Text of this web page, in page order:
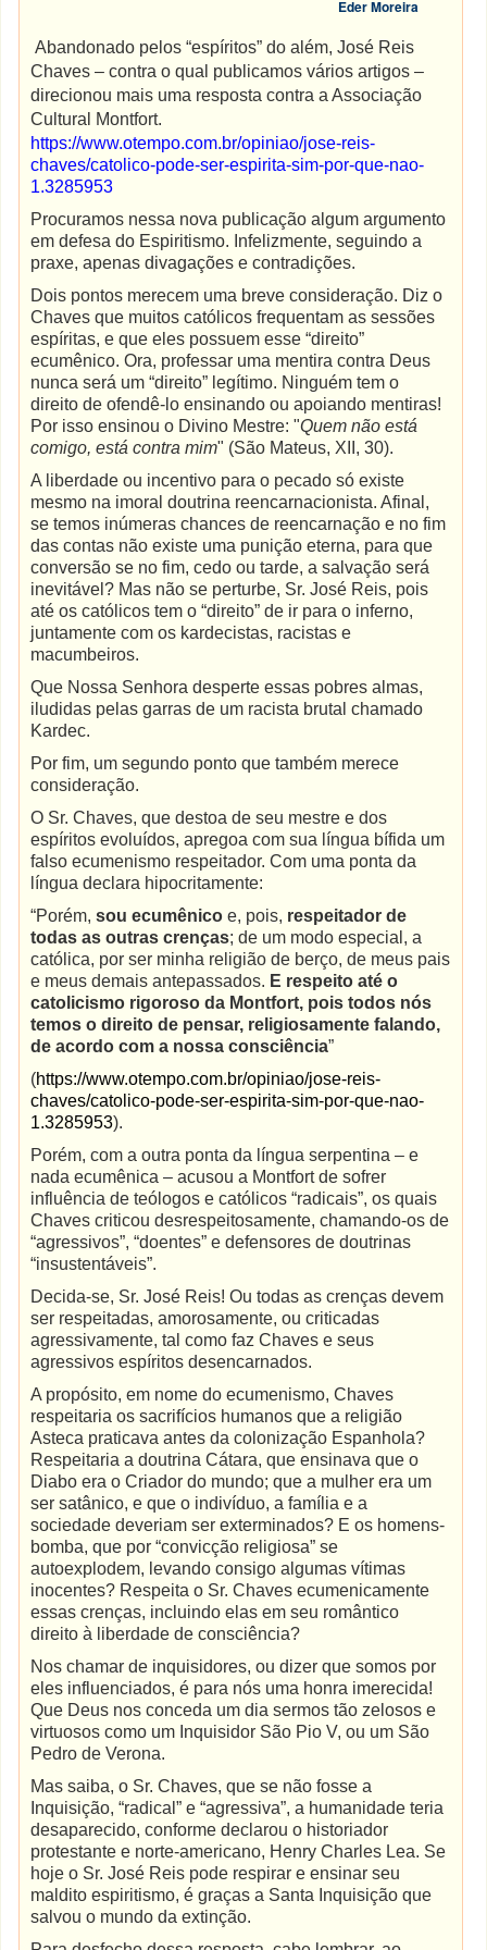
Eder Moreira
Abandonado pelos “espíritos” do além, José Reis
Chaves – contra o qual publicamos vários artigos –
direcionou mais uma resposta contra a Associação
Cultural Montfort.
https://www.otempo.com.br/opiniao/jose-reis-
chaves/catolico-pode-ser-espirita-sim-por-que-nao-
1.3285953
Procuramos nessa nova publicação algum argumento
em defesa do Espiritismo. Infelizmente, seguindo a
praxe, apenas divagações e contradições.
Dois pontos merecem uma breve consideração. Diz o
Chaves que muitos católicos frequentam as sessões
espíritas, e que eles possuem esse “direito”
ecumênico. Ora, professar uma mentira contra Deus
nunca será um “direito” legítimo. Ninguém tem o
direito de ofendê-lo ensinando ou apoiando mentiras!
Por isso ensinou o Divino Mestre: "Quem não está
comigo, está contra mim" (São Mateus, XII, 30).
A liberdade ou incentivo para o pecado só existe
mesmo na imoral doutrina reencarnacionista. Afinal,
se temos inúmeras chances de reencarnação e no fim
das contas não existe uma punição eterna, para que
conversão se no fim, cedo ou tarde, a salvação será
inevitável? Mas não se perturbe, Sr. José Reis, pois
até os católicos tem o “direito” de ir para o inferno,
juntamente com os kardecistas, racistas e
macumbeiros.
Que Nossa Senhora desperte essas pobres almas,
iludidas pelas garras de um racista brutal chamado
Kardec.
Por fim, um segundo ponto que também merece
consideração.
O Sr. Chaves, que destoa de seu mestre e dos
espíritos evoluídos, apregoa com sua língua bífida um
falso ecumenismo respeitador. Com uma ponta da
língua declara hipocritamente:
“Porém,sou ecumênico e, pois, respeitador de
todas as outras crenças; de um modo especial, a
católica, por ser minha religião de berço, de meus pais
e meus demais antepassados. E respeito até o
catolicismo rigoroso da Montfort, pois todos nós
temos o direito de pensar, religiosamente falando,
de acordo com a nossa consciência”
(https://www.otempo.com.br/opiniao/jose-reis-
chaves/catolico-pode-ser-espirita-sim-por-que-nao-
1.3285953).
Porém, com a outra ponta da língua serpentina – e
nada ecumênica – acusou a Montfort de sofrer
influência de teólogos e católicos “radicais”, os quais
Chaves criticou desrespeitosamente, chamando-os de
“agressivos”, “doentes” e defensores de doutrinas
“insustentáveis”.
Decida-se, Sr. José Reis! Ou todas as crenças devem
ser respeitadas, amorosamente, ou criticadas
agressivamente, tal como faz Chaves e seus
agressivos espíritos desencarnados.
A propósito, em nome do ecumenismo, Chaves
respeitaria os sacrifícios humanos que a religião
Asteca praticava antes da colonização Espanhola?
Respeitaria a doutrina Cátara, que ensinava que o
Diabo era o Criador do mundo; que a mulher era um
ser satânico, e que o indivíduo, a família e a
sociedade deveriam ser exterminados? E os homens-
bomba, que por “convicção religiosa” se
autoexplodem, levando consigo algumas vítimas
inocentes? Respeita o Sr. Chaves ecumenicamente
essas crenças, incluindo elas em seu romântico
direito à liberdade de consciência?
Nos chamar de inquisidores, ou dizer que somos por
eles influenciados, é para nós uma honra imerecida!
Que Deus nos conceda um dia sermos tão zelosos e
virtuosos como um Inquisidor São Pio V, ou um São
Pedro de Verona.
Mas saiba, o Sr. Chaves, que se não fosse a
Inquisição, “radical” e “agressiva”, a humanidade teria
desaparecido, conforme declarou o historiador
protestante e norte-americano, Henry Charles Lea. Se
hoje o Sr. José Reis pode respirar e ensinar seu
maldito espiritismo, é graças a Santa Inquisição que
salvou o mundo da extinção.